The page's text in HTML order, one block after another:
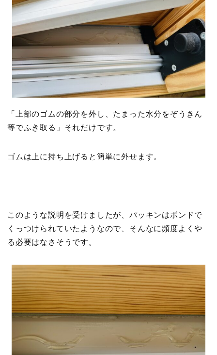
「上部のゴムの部分を外し、たまった水分をぞうきん
等でふき取る」それだけです。
ゴムは上に持ち上げると簡単に外せます。
このような説明を受けましたが、パッキンはボンドで
くっつけられていたようなので、そんなに頻度よくや
る必要はなさそうです。